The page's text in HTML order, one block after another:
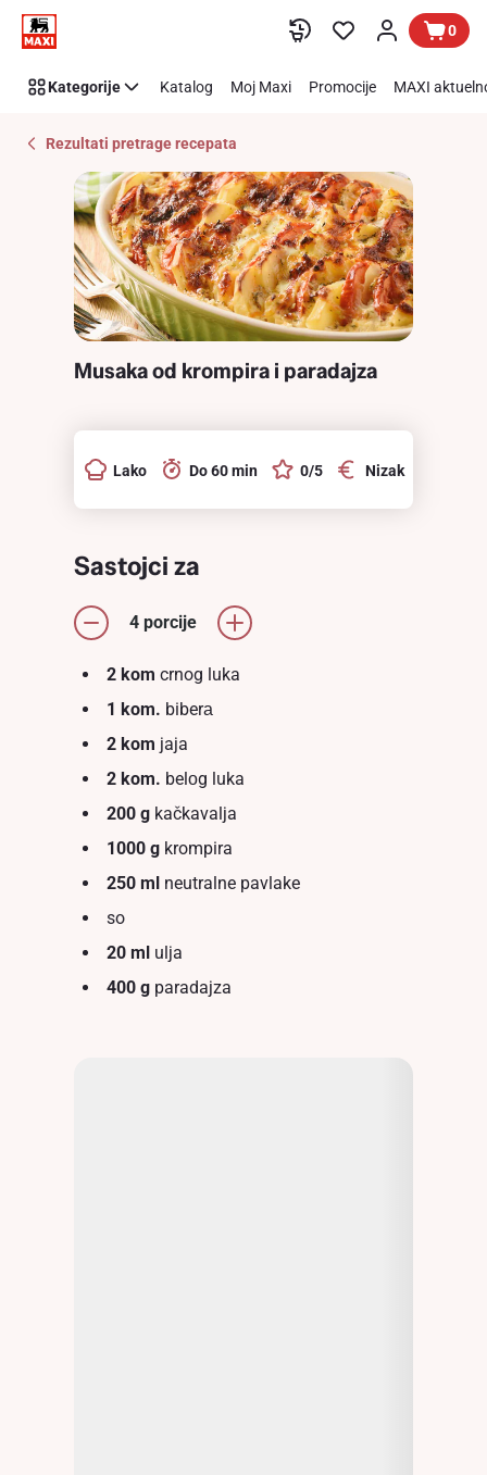
Preskoči link
Recipe
Details
0
Kategorije Katalog Moj Maxi Promocije MAXI
Rezultati pretrage recepata
Musaka od krompira i paradajza
Lako Do 60 min 0/5 Nizak
Sastojci za
4 porcije
2 kom crnog luka
1 kom. biberа
2 kom jaja
2 kom. belоg luka
200 g kačkavalja
1000 g krompira
250 ml neutralne pavlake
so
20 ml ulja
400 g paradajza